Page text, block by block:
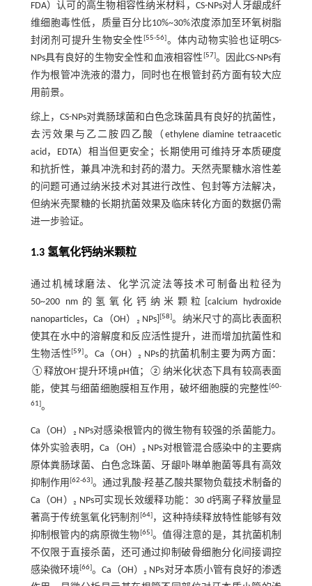
FDA）认可的高生物相容性纳米材料，CS-NPs对人牙龈成纤
维细胞毒性低，质量百分比10%~30%浓度添加至环氧树脂
封闭剂可提升生物安全性[55-56]。体内动物实验也证明CS-
NPs具有良好的生物安全性和血液相容性[57]。因此CS-NPs有
作为根管冲洗液的潜力，同时也在根管封药方面有较大应
用前景。
综上，CS-NPs对粪肠球菌和白色念珠菌具有良好的抗菌性，
去污效果与乙二胺四乙酸（ethylene diamine tetraacetic
acid，EDTA）相当但更安全；长期使用可维持牙本质硬度
和抗折性，兼具冲洗和封药的潜力。天然壳聚糖水溶性差
的问题可通过纳米技术对其进行改性、包封等方法解决，
但纳米壳聚糖的长期抗菌效果及临床转化方面的数据仍需
进一步验证。
1.3 氢氧化钙纳米颗粒
通过机械球磨法、化学沉淀法等技术可制备出粒径为
50~200 nm的氢氧化钙纳米颗粒[calcium hydroxide
nanoparticles，Ca（OH）₂ NPs] [58]。纳米尺寸的高比表面积
使其在水中的溶解度和反应活性提升，进而增加抗菌性和
生物活性[59]。Ca（OH）₂ NPs的抗菌机制主要为两方面：
①释放OH-提升环境pH值；②纳米化状态下具有较高表面
能，使其与细菌细胞膜相互作用，破坏细胞膜的完整性[60-
61]。
Ca（OH）₂ NPs对感染根管内的微生物有较强的杀菌能力。
体外实验表明，Ca（OH）₂ NPs对根管混合感染中的主要病
原体粪肠球菌、白色念珠菌、牙龈卟啉单胞菌等具有高效
抑制作用 [62-63]。通过乳酸-羟基乙酸共聚物负载技术制备的
Ca（OH）₂ NPs可实现长效缓释功能：30 d钙离子释放量显
著高于传统氢氧化钙制剂 [64]，这种持续释放特性能够有效
抑制根管内的病原微生物[65]。值得注意的是，其抗菌机制
不仅限于直接杀菌，还可通过抑制破骨细胞分化间接调控
感染微环境[66]。Ca（OH）₂ NPs对牙本质小管有良好的渗透